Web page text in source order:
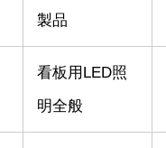
製品
看板用LED照
明全般